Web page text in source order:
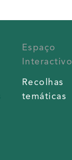
Espaço
Interactivo
Recolhas
temáticas